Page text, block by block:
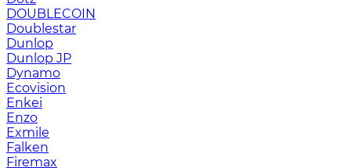
DOUBLECOIN
Doublestar
Dunlop
Dunlop JP
Dynamo
Ecovision
Enkei
Enzo
Exmile
Falken
Firemax